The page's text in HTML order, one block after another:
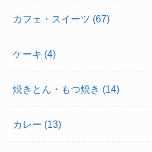
カフェ・スイーツ (67)
ケーキ (4)
焼きとん・もつ焼き (14)
カレー (13)